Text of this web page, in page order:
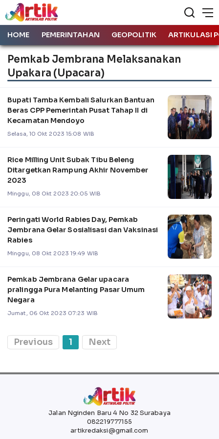
HOME PEMERINTAHAN GEOPOLITIK ARTIKULASI
Pemkab Jembrana Melaksanakan
Upakara (upacara)
Bupati Tamba Kembali Salurkan Bantuan
Beras CPP Pemerintah Pusat Tahap II di
Kecamatan Mendoyo
Selasa, 10 Okt 2023 15:08 WIB
Rice Milling Unit Subak Tibu Beleng
Ditargetkan Rampung Akhir November
2023
Minggu, 08 Okt 2023 20:05 WIB
Peringati World Rabies Day, Pemkab
Jembrana Gelar Sosialisasi dan Vaksinasi
Rabies
Minggu, 08 Okt 2023 19:49 WIB
Pemkab Jembrana Gelar upacara
pralingga Pura Melanting Pasar Umum
Negara
Jumat, 06 Okt 2023 07:23 WIB
Previous 1 Next
Jalan Nginden Baru 4 No 32 Surabaya
082219777155
artikredaksi@gmail.com